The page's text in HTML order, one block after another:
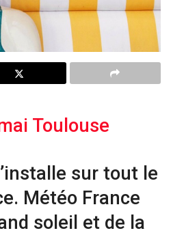
sur tout le
Météo France
soleil et de la